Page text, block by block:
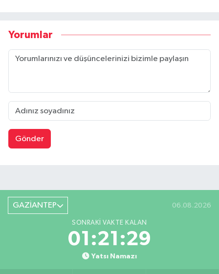
Yorumlar
Gönder
GAZİANTEP 06.08.2026
SONRAKI VAKTE KALAN
01:21:29
Yatsı Namazı